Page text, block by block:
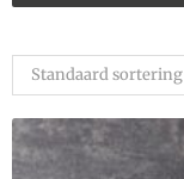
Standaard sortering